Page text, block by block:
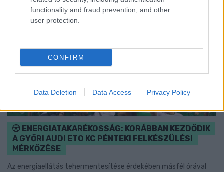
functionality and fraud prevention, and other
user protection.
CONFIRM
Data Deletion Data Access Privacy Policy
ENERGIATAKARÉKOSSÁG: KORÁBBAN KEZDŐDIK
A GYŐRI AUDI ETO KC PÉNTEKI FELKÉSZÜLÉSI
MÉRKŐZÉSE
Az energiaellátás tehermentesítése érdekében másfél órával